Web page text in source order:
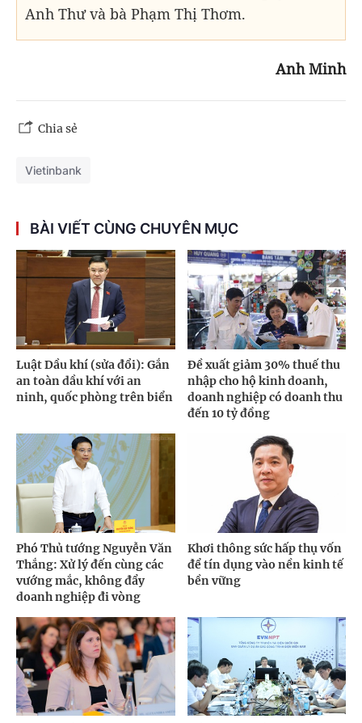
Anh Thư và bà Phạm Thị Thơm.
Anh Minh
Chia sẻ
Vietinbank
BÀI VIẾT CÙNG CHUYÊN MỤC
Luật Dầu khí (sửa đổi): Gắn
an toàn dầu khí với an
ninh, quốc phòng trên biển
Đề xuất giảm 30% thuế thu
nhập cho hộ kinh doanh,
doanh nghiệp có doanh thu
đến 10 tỷ đồng
Phó Thủ tướng Nguyễn Văn
Thắng: Xử lý đến cùng các
vướng mắc, không đẩy
doanh nghiệp đi vòng
Khơi thông sức hấp thụ vốn
để tín dụng vào nền kinh tế
bền vững